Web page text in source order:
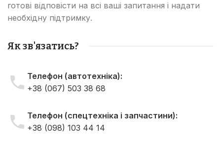
готові відповісти на всі ваші запитання і надати
необхідну підтримку.
Як зв'язатись?
Телефон (автотехніка):
+38 (067) 503 38 68
Телефон (спецтехніка і запчастини):
+38 (098) 103 44 14